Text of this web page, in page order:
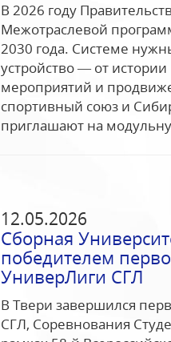
В 2026 году
Межотраслевой
2030 года. Системе
устройство — от
мероприятий и
спортивный союз и
приглашают на
12.05.2026
Сборная
победителем
УниверЛиги СГЛ
В Твери завершился
СГЛ, Соревнования